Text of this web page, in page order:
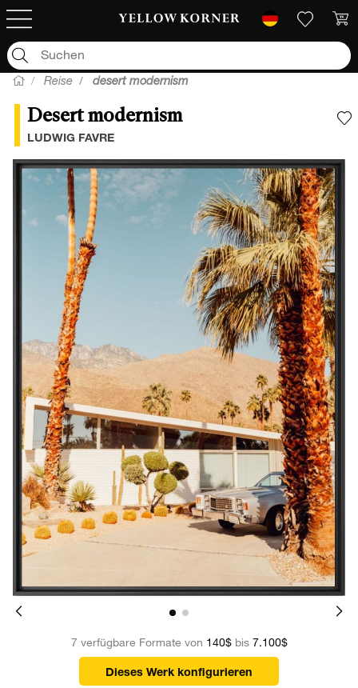
Reise desert modernism
Desert modernism
LUDWIG FAVRE
7 verfügbare Formate von 140$bis 7.100$
Dieses Werk konfigurieren